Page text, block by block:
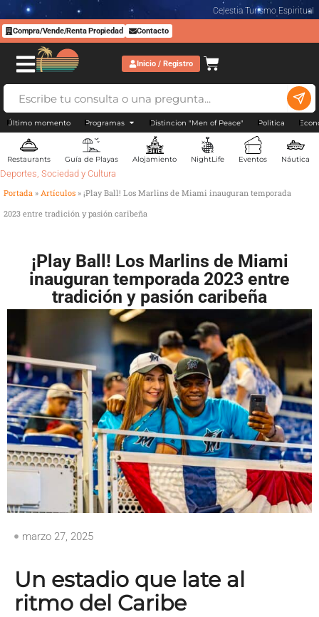
Celestia Turismo Espiritual
Compra/Vende/Renta Propiedad Contacto
Inicio / Registro
Último momento Programas Distincion "Men of Peace" Politica
Restaurants Guía de Playas Alojamiento NightLife Eventos Náutica
Deportes, Sociedad y Cultura
Portada » Artículos » ¡Play Ball! Los Marlins de Miami inauguran temporada
2023 entre tradición y pasión caribeña
¡Play Ball! Los Marlins de Miami
inauguran temporada 2023 entre
tradición y pasión caribeña
marzo 27, 2025
Un estadio que late al
ritmo del Caribe